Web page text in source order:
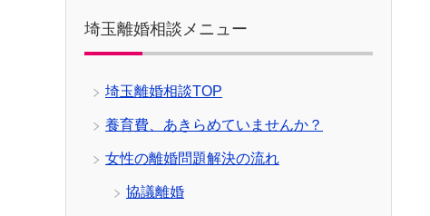
埼玉離婚相談メニュー
埼玉離婚相談TOP
養育費、あきらめていませんか？
女性の離婚問題解決の流れ
協議離婚